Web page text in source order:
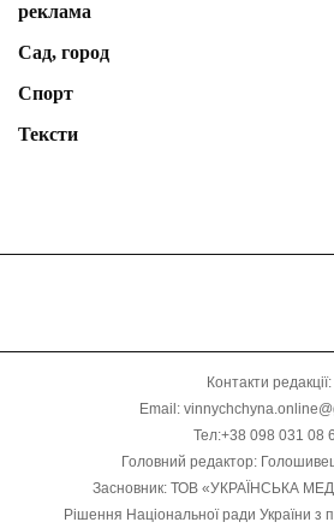
реклама
Сад, город
Спорт
Тексти
Контакти редакції:
Email:
Тел:+38 098 031 08
Головний редактор:
Засновник: ТОВ «УКРАЇНСЬКА
Рішення Національної ради України з